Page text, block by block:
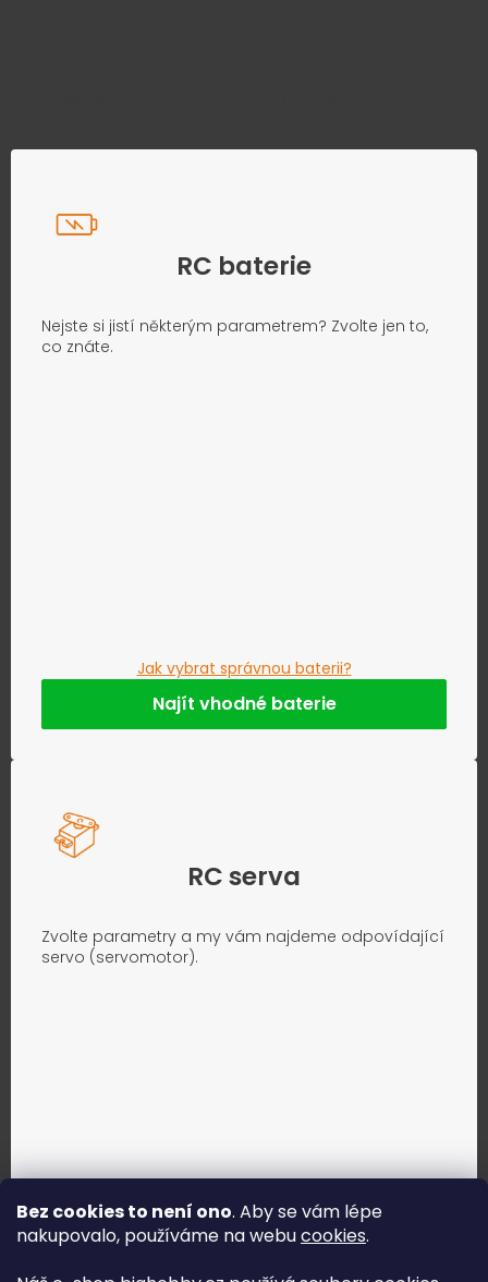
Bez cookies to není ono. Aby se vám lépe
nakupovalo, používáme na webucookies.
RC baterie
Nejste si jistí některým parametrem? Zvolte jen to,
co znáte.
Jak vybrat správnou baterii?
Najít vhodné baterie
RC serva
Zvolte parametry a my vám najdeme odpovídající
servo (servomotor).